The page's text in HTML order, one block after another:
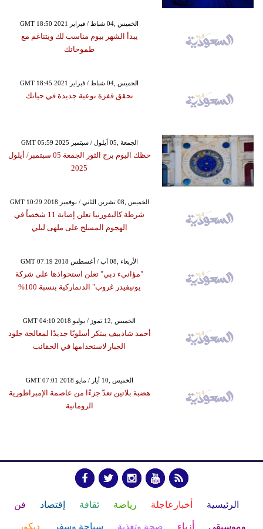
GMT 18:50 2021 الخميس ,04 شباط / فبراير
يبدأ الشهر بيوم مناسب لك ويتناغم مع
طموحاتك
GMT 18:45 2021 الخميس ,04 شباط / فبراير
تحقق قفزة نوعية جديدة في حياتك
GMT 05:59 2025 الجمعة ,05 أيلول / سبتمبر
حظك اليوم برج الثور الجمعة 05 سبتمبر/ أيلول
2025
GMT 10:29 2018 الخميس ,08 تشرين الثاني / نوفمبر
شرطة كاليفورنيا تعلن إصابة 11 شخصاً في
الهجوم المسلح على ملهى ليلي
GMT 07:19 2018 الأربعاء ,08 آب / أغسطس
"مؤانيء دبي" تعلن استحواذها على شركة
يونيفيدر غروب" الدنماركية بنسبة 100%
GMT 04:10 2018 الخميس ,12 تموز / يوليو
أحمد شادييف يبتكر أسلوبًا جديدًا لمعالجة جلود
الحبار لاستخدامها في الحقائب
GMT 07:01 2018 الخميس ,10 أيار / مايو
هضبة بلاتين تعدّ جزءًا من عاصمة الإمبراطورية
الرومانية
الرئيسية أخبارعاجلة رياضة ثقافة إقتصاد فن
وموسيقى أزياء صحة وتغذية سياحة وسفر ديكور